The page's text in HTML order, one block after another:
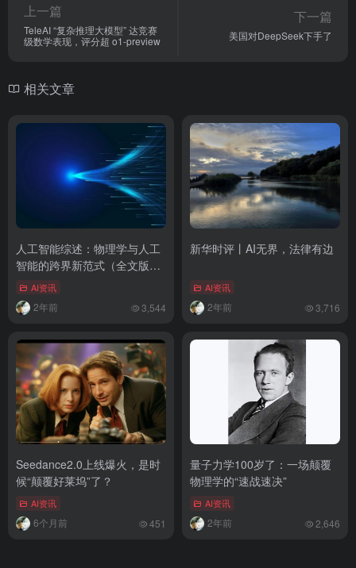
上一篇
TeleAI “复杂推理大模型” 达竞赛
级数学表现，评分超 o1-preview
下一篇
美国对DeepSeek下手了
相关文章
人工智能综述：物理学与人工
智能的跨界新范式（全文版
本）AI资讯
2年前 3,544
新华时评丨AI无界，法律有边
AI资讯
2年前 3,716
Seedance2.0上线爆火，是时
候“颠覆好莱坞”了？
AI资讯
6个月前 451
量子力学100岁了：一场颠覆
物理学的“速战速决”
AI资讯
2年前 2,646